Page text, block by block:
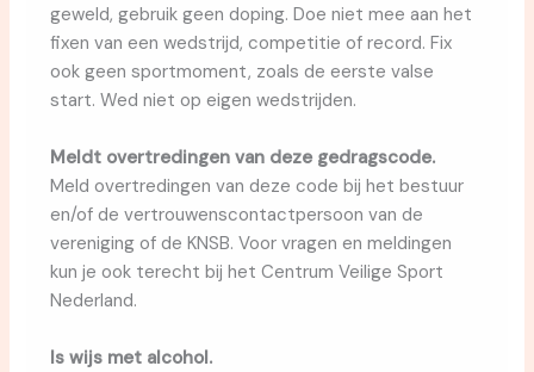
geweld, gebruik geen doping. Doe niet mee aan het
fixen van een wedstrijd, competitie of record. Fix
ook geen sportmoment, zoals de eerste valse
start. Wed niet op eigen wedstrijden.
Meldt overtredingen van deze gedragscode.
Meld overtredingen van deze code bij het bestuur
en/of de vertrouwenscontactpersoon van de
vereniging of de KNSB. Voor vragen en meldingen
kun je ook terecht bij het Centrum Veilige Sport
Nederland.
Is wijs met alcohol.